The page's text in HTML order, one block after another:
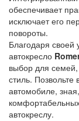
обеспечивает
исключает его
повороты.
Благодаря своей
автокресло
выбор для
стиль.
автомобиле,
автокреслу.